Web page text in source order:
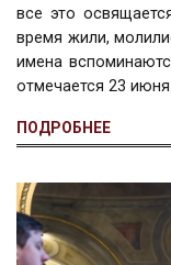
все это
время жили,
имена
отмечается 23
ПОДРОБНЕЕ